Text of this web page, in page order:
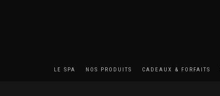
LE SPA NOS PRODUITS CADEAUX & FORFAITS